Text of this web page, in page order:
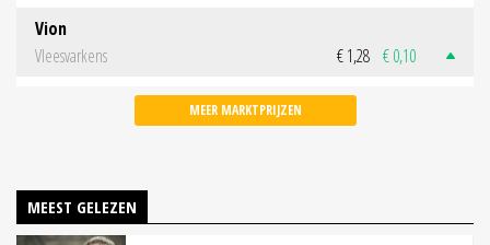
Vion
Vleesvarkens
€ 1,28 € 0,10
MEER MARKTPRIJZEN
MEEST GELEZEN